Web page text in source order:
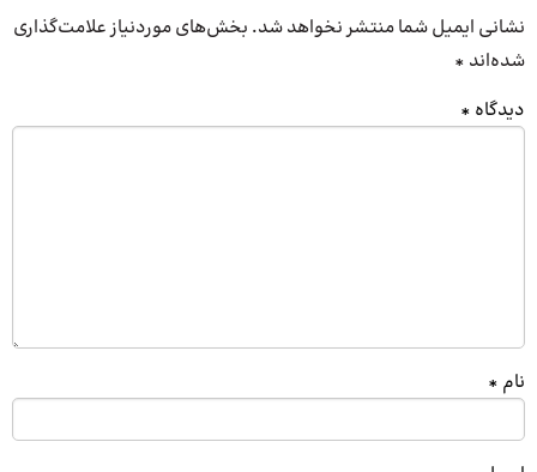
نشانی ایمیل شما منتشر نخواهد شد. بخش‌های موردنیاز علامت‌گذاری
شده‌اند *
دیدگاه *
نام *